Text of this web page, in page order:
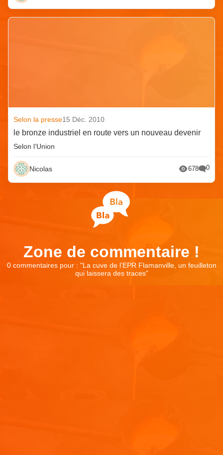
Selon la presse15 Déc. 2010
le bronze industriel en route vers un nouveau devenir
Selon l’Union
Nicolas 678 0
Zone de commentaire !
0 commentaires pour : "La cuve de l’EPR Flamanville, un feuilleton
qui laissera des traces"